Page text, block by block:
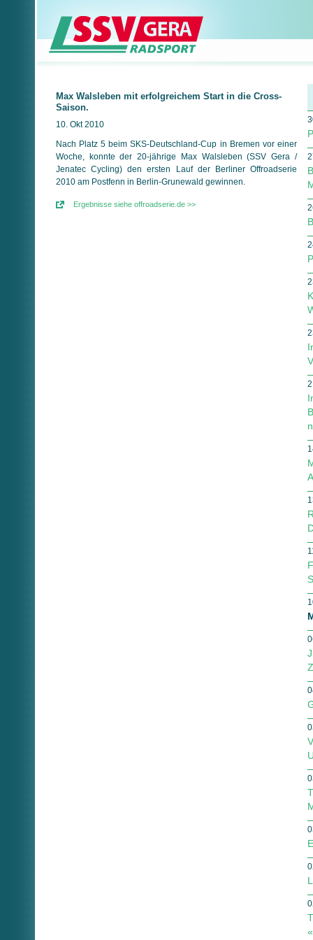
Max Walsleben mit erfolgreichem Start in die Cross-
Saison.
10. Okt 2010
Nach Platz 5 beim SKS-Deutschland-Cup in Bremen vor einer
Woche, konnte der 20-jährige Max Walsleben (SSV Gera /
Jenatec Cycling) den ersten Lauf der Berliner Offroadserie
2010 am Postfenn in Berlin-Grunewald gewinnen.
Ergebnisse siehe offroadserie.de >>